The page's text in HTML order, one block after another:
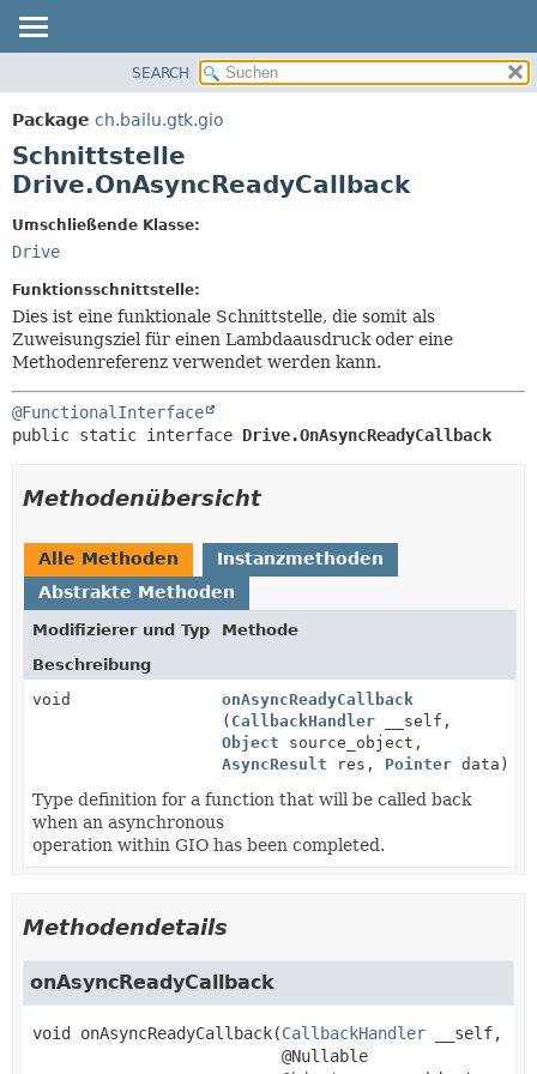
PACKAGE
KLASSE
BAUM
INDEX
KONSTRUKTOR
METHODE
SEARCH
Package ch.bailu.gtk.gio
Schnittstelle
Drive.OnAsyncReadyCallback
Umschließende Klasse:
Drive
Funktionsschnittstelle:
Dies ist eine funktionale Schnittstelle, die somit als
Zuweisungsziel für einen Lambdaausdruck oder eine
Methodenreferenz verwendet werden kann.
@FunctionalInterface
public static interface Drive.OnAsyncReadyCallback
Methodenübersicht
Alle Methoden
Instanzmethoden
Abstrakte Methoden
Modifizierer und Typ
Methode
Beschreibung
void
onAsyncReadyCallback
( CallbackHandler __self,
Object source_object,
AsyncResult res, Pointer data)
Type definition for a function that will be called back
when an asynchronous
operation within GIO has been completed.
Methodendetails
onAsyncReadyCallback
void onAsyncReadyCallback(CallbackHandler __self,
@Nullable